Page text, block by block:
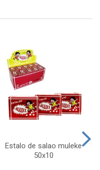
Estalo de salao muleke
50x10